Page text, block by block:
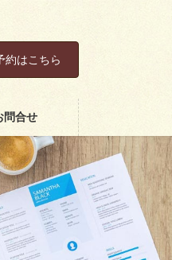
約はこちら
問合せ